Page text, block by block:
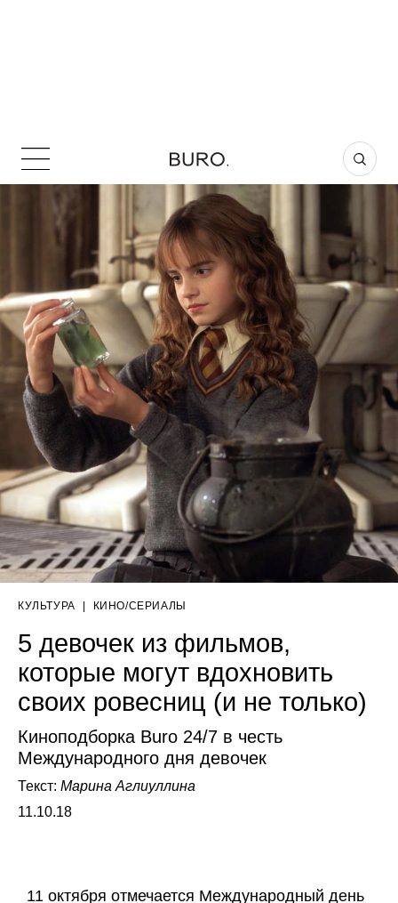
КУЛЬТУРА КИНО/СЕРИАЛЫ
5 девочек из фильмов,
которые могут вдохновить
своих ровесниц (и не только)
Киноподборка Buro 24/7 в честь
Международного дня девочек
Текст: Марина Аглиуллина
11.10.18
11 октября отмечается Международный день